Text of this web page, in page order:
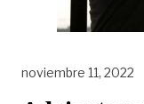
noviembre 11, 2022